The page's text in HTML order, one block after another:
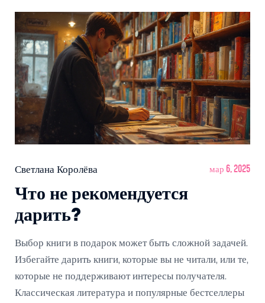
Светлана Королёва мар 6, 2025
Что не рекомендуется
дарить?
Выбор книги в подарок может быть сложной задачей.
Избегайте дарить книги, которые вы не читали, или те,
которые не поддерживают интересы получателя.
Классическая литература и популярные бестселлеры